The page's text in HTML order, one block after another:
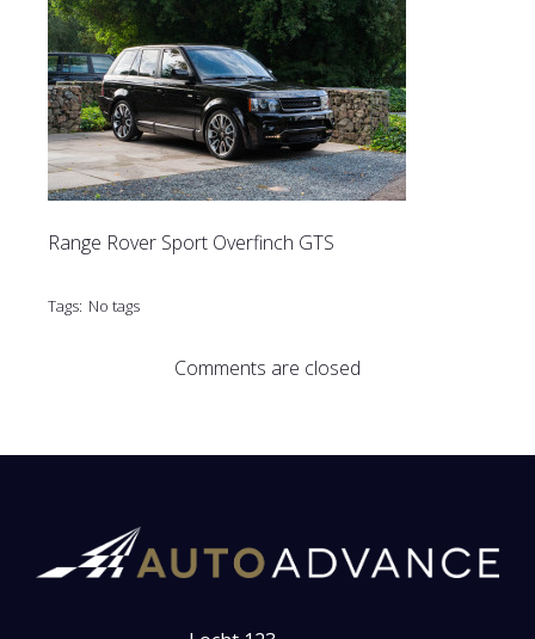
Range Rover Sport Overfinch GTS
Tags: No tags
Comments are closed